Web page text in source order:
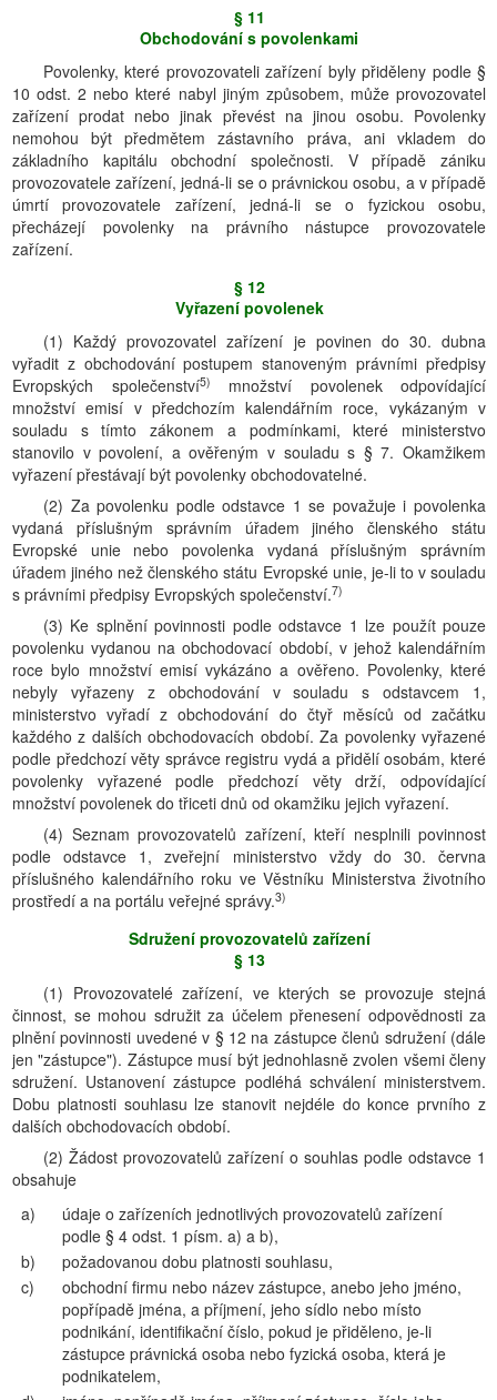
§ 11
Obchodování s povolenkami
Povolenky, které provozovateli zařízení byly přiděleny podle §
10 odst. 2 nebo které nabyl jiným způsobem, může provozovatel
zařízení prodat nebo jinak převést na jinou osobu. Povolenky
nemohou být předmětem zástavního práva, ani vkladem do
základního kapitálu obchodní společnosti. V případě zániku
provozovatele zařízení, jedná-li se o právnickou osobu, a v případě
úmrtí provozovatele zařízení, jedná-li se o fyzickou osobu,
přecházejí povolenky na právního nástupce provozovatele
zařízení.
§ 12
Vyřazení povolenek
(1) Každý provozovatel zařízení je povinen do 30. dubna
vyřadit z obchodování postupem stanoveným právními předpisy
Evropských společenství5)
množství povolenek odpovídající
množství emisí v předchozím kalendářním roce, vykázaným v
souladu s tímto zákonem a podmínkami, které ministerstvo
stanovilo v povolení, a ověřeným v souladu s § 7. Okamžikem
vyřazení přestávají být povolenky obchodovatelné.
(2) Za povolenku podle odstavce 1 se považuje i povolenka
vydaná příslušným správním úřadem jiného členského státu
Evropské unie nebo povolenka vydaná příslušným správním
úřadem jiného než členského státu Evropské unie, je-li to v souladu
s právními předpisy Evropských společenství.7)
(3) Ke splnění povinnosti podle odstavce 1 lze použít pouze
povolenku vydanou na obchodovací období, v jehož kalendářním
roce bylo množství emisí vykázáno a ověřeno. Povolenky, které
nebyly vyřazeny z obchodování v souladu s odstavcem 1,
ministerstvo vyřadí z obchodování do čtyř měsíců od začátku
každého z dalších obchodovacích období. Za povolenky vyřazené
podle předchozí věty správce registru vydá a přidělí osobám, které
povolenky vyřazené podle předchozí věty drží, odpovídající
množství povolenek do třiceti dnů od okamžiku jejich vyřazení.
(4) Seznam provozovatelů zařízení, kteří nesplnili povinnost
podle odstavce 1, zveřejní ministerstvo vždy do 30. června
příslušného kalendářního roku ve Věstníku Ministerstva životního
prostředí a na portálu veřejné správy.3)
Sdružení provozovatelů zařízení
§ 13
(1) Provozovatelé zařízení, ve kterých se provozuje stejná
činnost, se mohou sdružit za účelem přenesení odpovědnosti za
plnění povinnosti uvedené v § 12 na zástupce členů sdružení (dále
jen "zástupce"). Zástupce musí být jednohlasně zvolen všemi členy
sdružení. Ustanovení zástupce podléhá schválení ministerstvem.
Dobu platnosti souhlasu lze stanovit nejdéle do konce prvního z
dalších obchodovacích období.
(2) Žádost provozovatelů zařízení o souhlas podle odstavce 1
obsahuje
a)
údaje o zařízeních jednotlivých provozovatelů zařízení
podle § 4 odst. 1 písm. a) a b),
b)
požadovanou dobu platnosti souhlasu,
c)
obchodní firmu nebo název zástupce, anebo jeho jméno,
popřípadě jména, a příjmení, jeho sídlo nebo místo
podnikání, identifikační číslo, pokud je přiděleno, je-li
zástupce právnická osoba nebo fyzická osoba, která je
podnikatelem,